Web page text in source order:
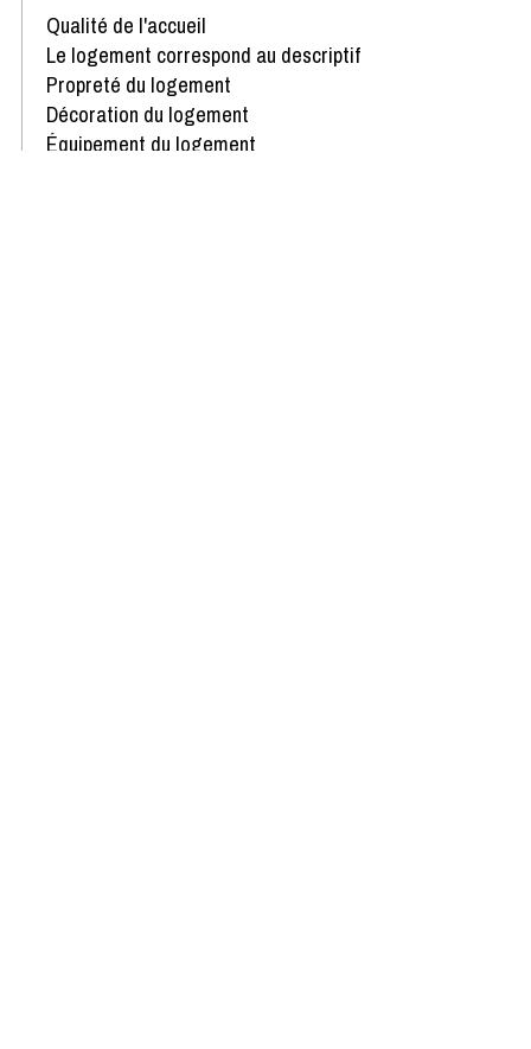
Qualité de l'accueil
Le logement correspond au descriptif
Propreté du logement
Décoration du logement
Équipement du logement